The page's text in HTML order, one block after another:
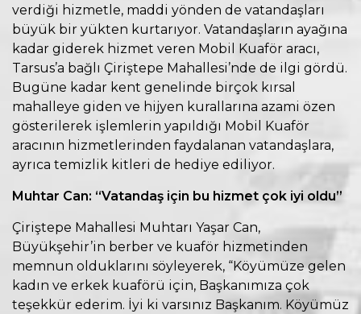
verdiği hizmetle, maddi yönden de vatandaşları
büyük bir yükten kurtarıyor. Vatandaşların ayağına
kadar giderek hizmet veren Mobil Kuaför aracı,
Tarsus’a bağlı Çiriştepe Mahallesi’nde de ilgi gördü.
Bugüne kadar kent genelinde birçok kırsal
mahalleye giden ve hijyen kurallarına azami özen
gösterilerek işlemlerin yapıldığı Mobil Kuaför
aracının hizmetlerinden faydalanan vatandaşlara,
ayrıca temizlik kitleri de hediye ediliyor.
Muhtar Can: “Vatandaş için bu hizmet çok iyi oldu”
Çiriştepe Mahallesi Muhtarı Yaşar Can,
Büyükşehir’in berber ve kuaför hizmetinden
memnun olduklarını söyleyerek, “Köyümüze gelen
kadın ve erkek kuaförü için, Başkanımıza çok
teşekkür ederim. İyi ki varsınız Başkanım. Köyümüz